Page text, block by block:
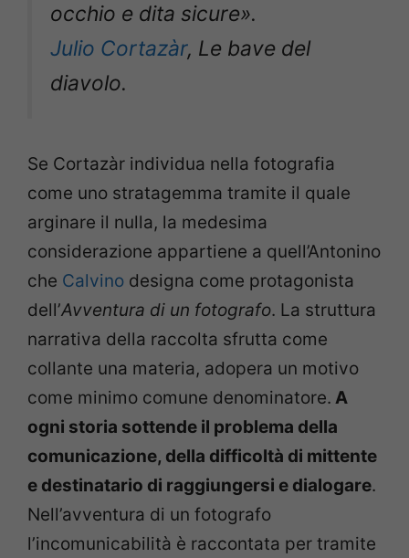
occhio e dita sicure».
Julio Cortazàr, Le bave del
diavolo.
Se Cortazàr individua nella fotografia
come uno stratagemma tramite il quale
arginare il nulla, la medesima
considerazione appartiene a quell’Antonino
che Calvino designa come protagonista
dell’Avventura di un fotografo. La struttura
narrativa della raccolta sfrutta come
collante una materia, adopera un motivo
come minimo comune denominatore. A
ogni storia sottende il problema della
comunicazione, della difficoltà di mittente
e destinatario di raggiungersi e dialogare.
Nell’avventura di un fotografo
l’incomunicabilità è raccontata per tramite